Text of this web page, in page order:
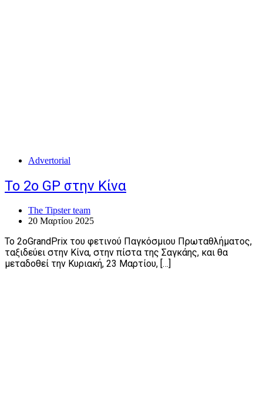
Advertorial
Το 2ο GP στην Κίνα
The Tipster team
20 Μαρτίου 2025
Το 2οGrandPrix του φετινού Παγκόσμιου Πρωταθλήματος,
ταξιδεύει στην Κίνα, στην πίστα της Σαγκάης, και θα
μεταδοθεί την Κυριακή, 23 Μαρτίου, […]